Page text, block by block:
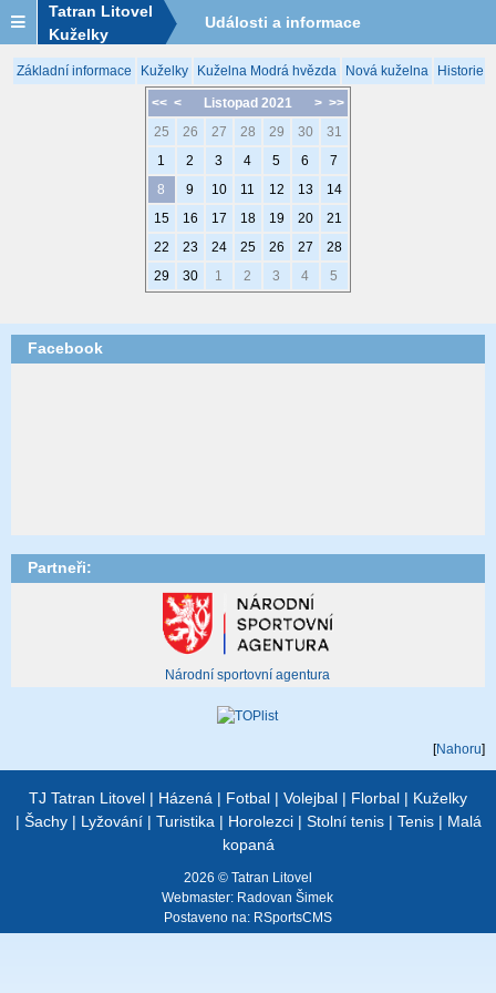
Tatran Litovel
Kuželky
Události a informace
Základní informace Kuželky Kuželna Modrá hvězda Nová kuželna Historie
<< < > >>
Listopad 2021
25
26 27 28 29 30
31
1
2 3 4 5 6
7
8
9 10 11 12 13
14
15
16 17 18 19 20
21
22
23 24 25 26 27
28
29
30 1 2 3 4 5
Facebook
Partneři:
Národní sportovní agentura
[Nahoru]
TJ Tatran Litovel | Házená | Fotbal | Volejbal | Florbal | Kuželky
| Šachy| Lyžování| Turistika | Horolezci| Stolní tenis| Tenis| Malá
kopaná
2026 © Tatran Litovel
Webmaster: Radovan Šimek
Postaveno na: RSportsCMS